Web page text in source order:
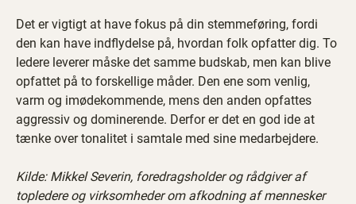
Det er vigtigt at have fokus på din stemmeføring, fordi
den kan have indflydelse på, hvordan folk opfatter dig. To
ledere leverer måske det samme budskab, men kan blive
opfattet på to forskellige måder. Den ene som venlig,
varm og imødekommende, mens den anden opfattes
aggressiv og dominerende. Derfor er det en god ide at
tænke over tonalitet i samtale med sine medarbejdere.
Kilde: Mikkel Severin, foredragsholder og rådgiver af
topledere og virksomheder om afkodning af mennesker